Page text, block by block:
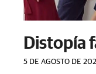
Distopía
5 DE AGOSTO DE